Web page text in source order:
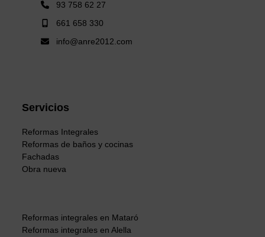
93 758 62 27
661 658 330
info@anre2012.com
Servicios
Reformas Integrales
Reformas de baños y cocinas
Fachadas
Obra nueva
Reformas integrales en Mataró
Reformas integrales en Alella